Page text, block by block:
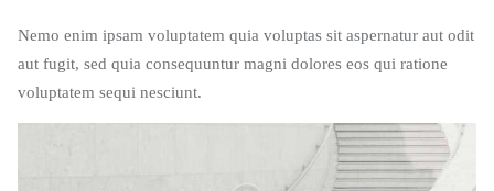
Nemo enim ipsam voluptatem quia voluptas sit aspernatur aut odit
aut fugit, sed quia consequuntur magni dolores eos qui ratione
voluptatem sequi nesciunt.